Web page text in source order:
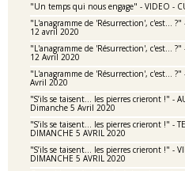
"Un temps qui nous engage" - VIDEO -
"L'anagramme de 'Résurrection', c'est...
12 avril 2020
"L'anagramme de 'Résurrection', c'est...
12 Avril 2020
"L'anagramme de 'Résurrection', c'est...
Avril 2020
"S’ils se taisent… les pierres crieront !" -
Dimanche 5 Avril 2020
"S’ils se taisent… les pierres crieront !" -
DIMANCHE 5 AVRIL 2020
"S’ils se taisent… les pierres crieront !" -
DIMANCHE 5 AVRIL 2020